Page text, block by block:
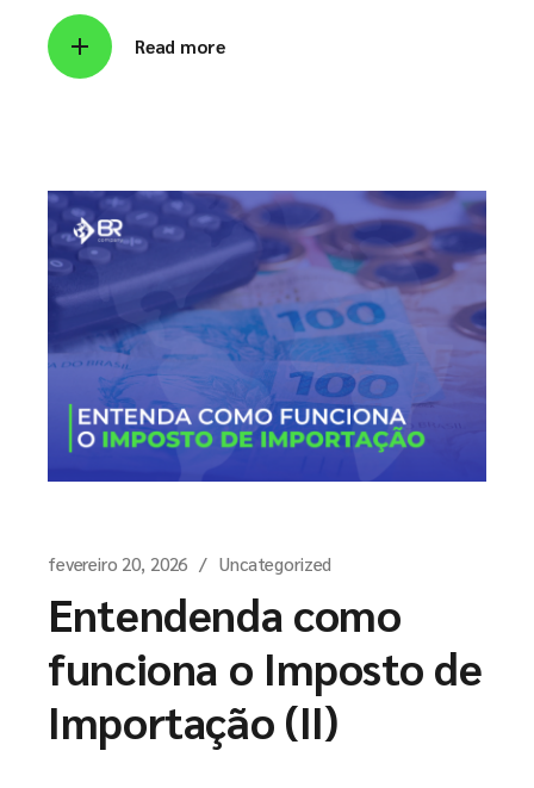
Read more
fevereiro 20, 2026 Uncategorized
Entendenda como
funciona o Imposto de
Importação (II)